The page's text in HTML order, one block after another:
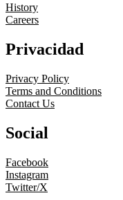
History
Careers
Privacidad
Privacy Policy
Terms and Conditions
Contact Us
Social
Facebook
Instagram
Twitter/X